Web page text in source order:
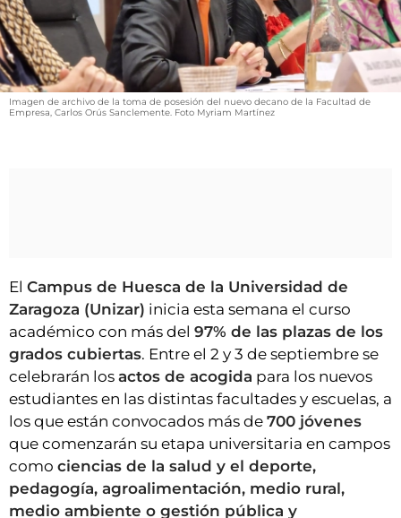
FIESTAS EN EL ALTO ARAGÓN
FIESTAS DE SAN LORENZO
AGENDA
CARTELERA
INICIAR SESIÓN
Imagen de archivo de la toma de posesión del nuevo decano de la Facultad de
Empresa, Carlos Orús Sanclemente. Foto Myriam Martínez
El Campus de Huesca de la Universidad de
Zaragoza (Unizar) inicia esta semana el curso
académico con más del 97% de las plazas de los
grados cubiertas. Entre el 2 y 3 de septiembre se
celebrarán los actos de acogida para los nuevos
estudiantes en las distintas facultades y escuelas, a
los que están convocados más de 700 jóvenes
que comenzarán su etapa universitaria en campos
como ciencias de la salud y el deporte,
pedagogía, agroalimentación, medio rural,
medio ambiente o gestión pública y